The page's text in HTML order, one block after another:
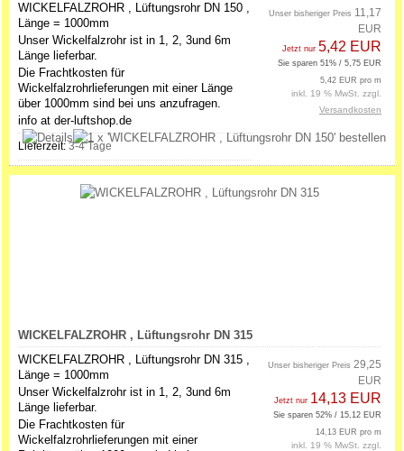
WICKELFALZROHR , Lüftungsrohr DN 150 ,
Länge = 1000mm
Unser Wickelfalzrohr ist in 1, 2, 3und 6m
Länge lieferbar.
Die Frachtkosten für
Wickelfalzrohrlieferungen mit einer Länge
über 1000mm sind bei uns anzufragen.
info at der-luftshop.de
Lieferzeit: 3-4 Tage
Unser bisheriger Preis 11,17
EUR
Jetzt nur 5,42 EUR
Sie sparen 51% / 5,75 EUR
5,42 EUR pro m
inkl. 19 % MwSt. zzgl.
Versandkosten
WICKELFALZROHR , Lüftungsrohr DN 315
WICKELFALZROHR , Lüftungsrohr DN 315 ,
Länge = 1000mm
Unser Wickelfalzrohr ist in 1, 2, 3und 6m
Länge lieferbar.
Die Frachtkosten für
Wickelfalzrohrlieferungen mit einer
Unser bisheriger Preis 29,25
EUR
Jetzt nur 14,13 EUR
Sie sparen 52% / 15,12 EUR
14,13 EUR pro m
inkl. 19 % MwSt. zzgl.